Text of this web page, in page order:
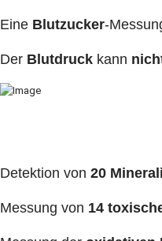
Eine Blutzucker-
Der Blutdruck kann
Detektion von 20
Messung von 14